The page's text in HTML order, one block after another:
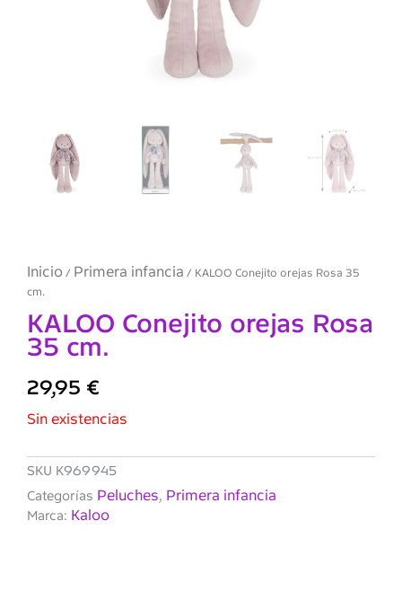
Inicio / Primera infancia / KALOO Conejito orejas Rosa 35
cm.
KALOO Conejito orejas Rosa
35 cm.
29,95 €
Sin existencias
SKU K969945
Categorías Peluches, Primera infancia
Marca: Kaloo